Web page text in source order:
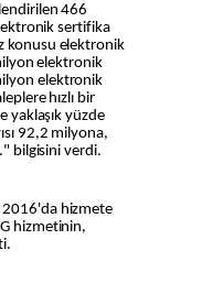
466
sertifika
konusu elektronik
elektronik
elektronik
hızlı bir
yaklaşık yüzde
92,2 milyona,
bilgisini verdi.
hizmete
hizmetinin,